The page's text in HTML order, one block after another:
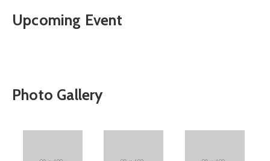
Upcoming Event
Photo Gallery